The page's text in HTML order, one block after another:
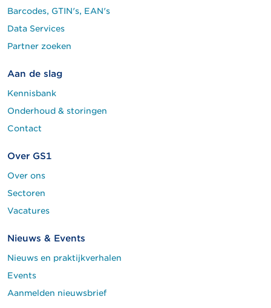
Barcodes, GTIN's, EAN's
Data Services
Partner zoeken
Aan de slag
Kennisbank
Onderhoud & storingen
Contact
Over GS1
Over ons
Sectoren
Vacatures
Nieuws & Events
Nieuws en praktijkverhalen
Events
Aanmelden nieuwsbrief